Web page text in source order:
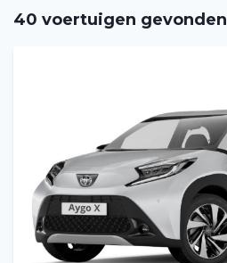
40 voertuigen gevonden